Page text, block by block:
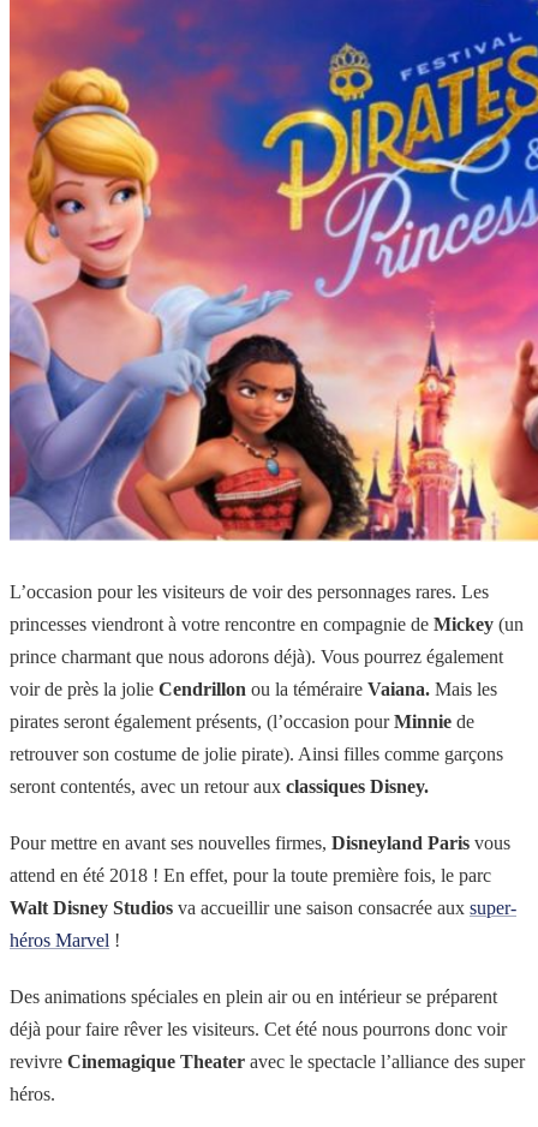
L’occasion pour les visiteurs de voir des personnages rares. Les
princesses viendront à votre rencontre en compagnie de Mickey (un
prince charmant que nous adorons déjà). Vous pourrez également
voir de près la jolie Cendrillon ou la téméraire Vaiana. Mais les
pirates seront également présents, (l’occasion pourMinnie de
retrouver son costume de jolie pirate). Ainsi filles comme garçons
seront contentés, avec un retour aux classiques Disney.
Pour mettre en avant ses nouvelles firmes, Disneyland Paris vous
attend en été 2018 ! En effet, pour la toute première fois, le parc
Walt Disney Studios va accueillir une saison consacrée aux super-
héros Marvel !
Des animations spéciales en plein air ou en intérieur se préparent
déjà pour faire rêver les visiteurs. Cet été nous pourrons donc voir
revivre Cinemagique Theater avec le spectacle l’alliance des super
héros.